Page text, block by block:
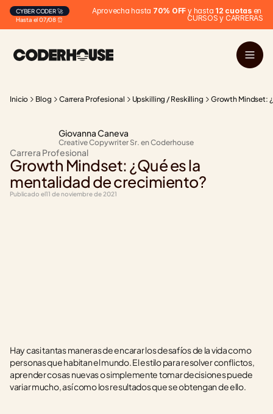
Hasta el 07/08 ⏰
CYBER CODER 🚀 Aprovecha hasta 70% OFF y hasta 12 cuotas en
CURSOS y CARRERAS
Inicio Blog Carrera Profesional Upskilling / Reskilling Growth Mindset:
Giovanna Caneva
Creative Copywriter Sr. en Coderhouse
Carrera Profesional
Growth Mindset: ¿Qué es la
mentalidad de crecimiento?
Publicado el11 de noviembre de 2021
Hay casi tantas maneras de encarar los desafíos de la vida como
personas que habitan el mundo. El estilo para resolver conflictos,
aprender cosas nuevas o simplemente tomar decisiones puede
variar mucho, así como los resultados que se obtengan de ello.